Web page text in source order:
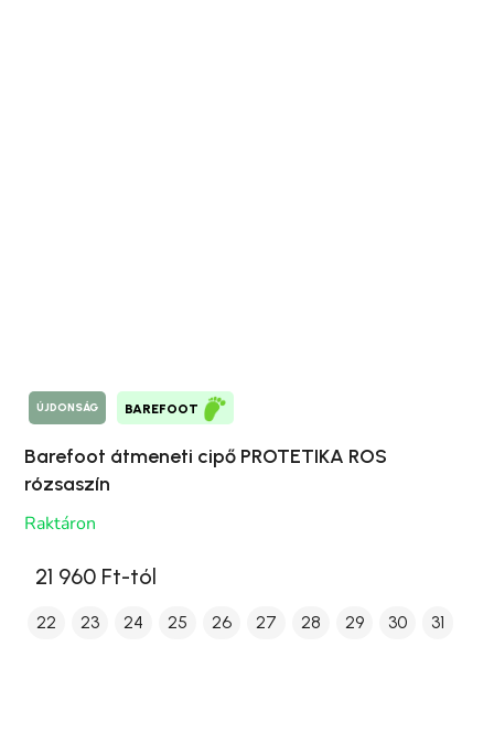
ÚJDONSÁG BAREFOOT
Barefoot átmeneti cipő PROTETIKA ROS
rózsaszín
Raktáron
21 960 Ft-tól
22 23 24 25 26 27 28 29 30 31